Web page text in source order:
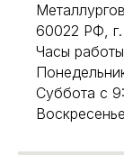
60022 РФ, г.
Часы
Суббота с